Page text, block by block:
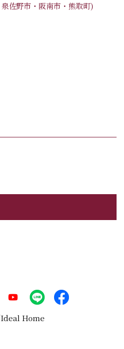
佐野市・阪南市・熊取町)
Ideal Home